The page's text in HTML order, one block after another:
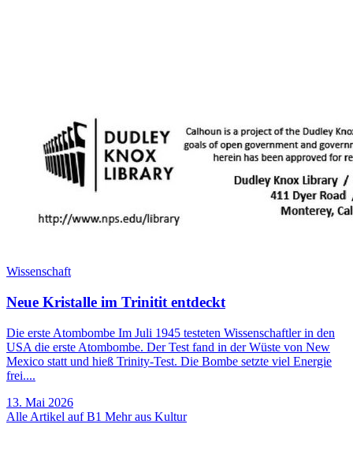
Wissenschaft
Neue Kristalle im Trinitit entdeckt
Die erste Atombombe Im Juli 1945 testeten Wissenschaftler in den
USA die erste Atombombe. Der Test fand in der Wüste von New
Mexico statt und hieß Trinity-Test. Die Bombe setzte viel Energie
frei....
13. Mai 2026
Alle Artikel auf B1 Mehr aus Kultur